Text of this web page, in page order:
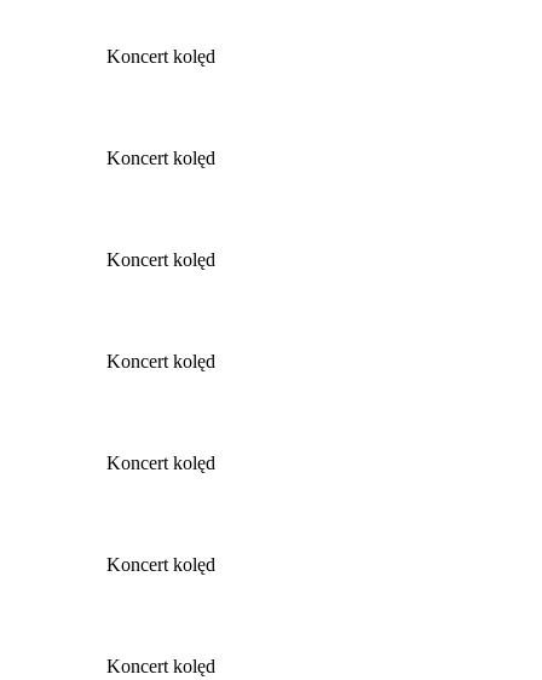
Koncert kolęd
Koncert kolęd
Koncert kolęd
Koncert kolęd
Koncert kolęd
Koncert kolęd
Koncert kolęd